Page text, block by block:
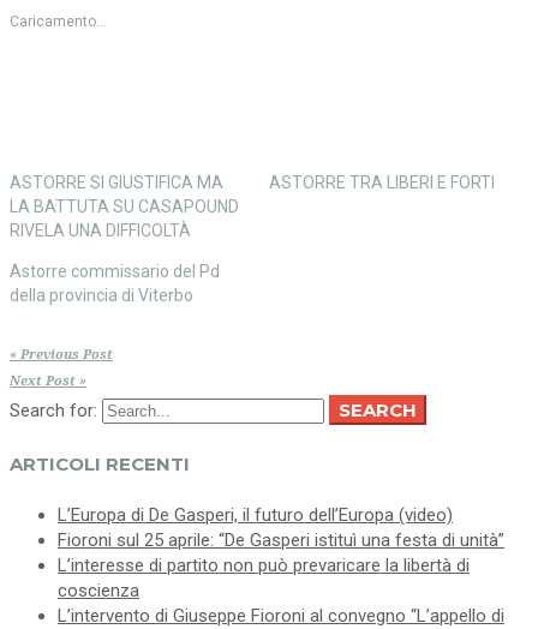
apre
Caricamento...
ASTORRE SI GIUSTIFICA MA
LA BATTUTA SU CASAPOUND
RIVELA UNA DIFFICOLTÀ
ASTORRE TRA LIBERI E FORTI
Astorre commissario del Pd
della provincia di Viterbo
« Previous Post
Next Post »
Search for: SEARCH
ARTICOLI RECENTI
L’Europa di De Gasperi, il futuro dell’Europa (video)
Fioroni sul 25 aprile: “De Gasperi istituì una festa di unità”
L’interesse di partito non può prevaricare la libertà di
coscienza
L’intervento di Giuseppe Fioroni al convegno “L’appello di